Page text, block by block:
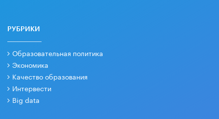
РУБРИКИ
Образовательная политика
Экономика
Качество образования
Интервести
Big data